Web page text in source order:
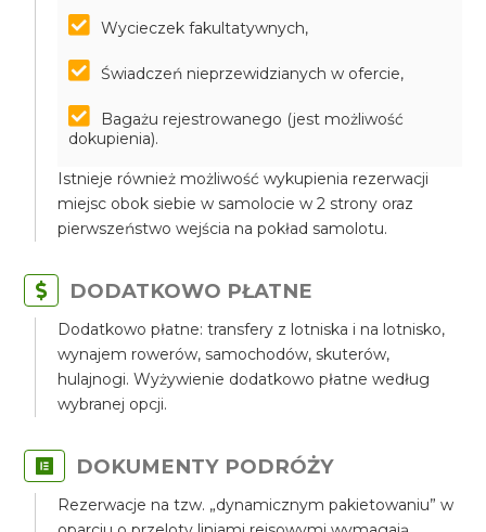
Wycieczek fakultatywnych,
Świadczeń nieprzewidzianych w ofercie,
Bagażu rejestrowanego (jest możliwość
dokupienia).
Istnieje również możliwość wykupienia rezerwacji
miejsc obok siebie w samolocie w 2 strony oraz
pierwszeństwo wejścia na pokład samolotu.
DODATKOWO PŁATNE
Dodatkowo płatne: transfery z lotniska i na lotnisko,
wynajem rowerów, samochodów, skuterów,
hulajnogi. Wyżywienie dodatkowo płatne według
wybranej opcji.
DOKUMENTY PODRÓŻY
Rezerwacje na tzw. „dynamicznym pakietowaniu” w